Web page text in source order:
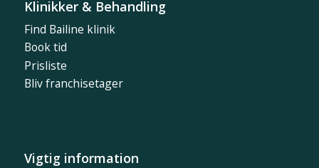
Klinikker & Behandling
Find Bailine klinik
Book tid
Prisliste
Bliv franchisetager
Vigtig information